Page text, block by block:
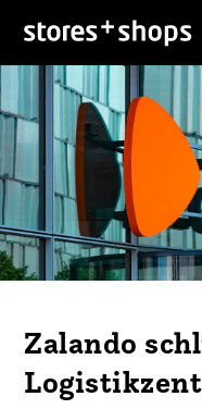
Zalando